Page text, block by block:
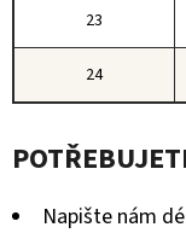
23
24
Napište nám